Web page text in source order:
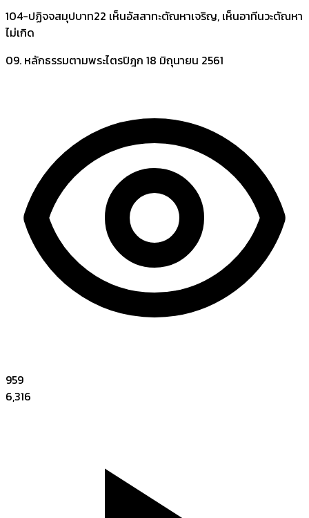
104-ปฏิจจสมุปบาท22 เห็นอัสสาทะตัณหาเจริญ, เห็นอาทีนวะตัณหา
ไม่เกิด
09. หลักธรรมตามพระไตรปิฎก 18 มิถุนายน 2561
959
6,316